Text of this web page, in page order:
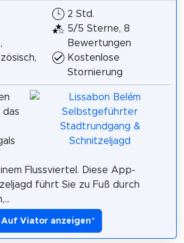
2 Std.
5/5 Sterne, 8
Bewertungen
Kostenlose
Stornierung
das
Flussviertel. Diese App-
führt Sie zu Fuß durch
Auf Viator anzeigen*